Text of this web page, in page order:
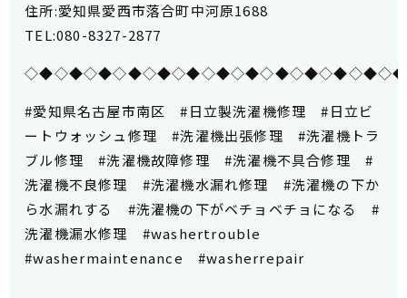
住所:愛知県愛西市落合町中河原1688
TEL:080-8327-2877
#愛知県名古屋市南区 #日立製洗濯機修理 #日立ビ
ートウォッシュ修理 #洗濯機出張修理 #洗濯機トラ
ブル修理 #洗濯機故障修理 #洗濯機不具合修理 #
洗濯機不良修理 #洗濯機水漏れ修理 #洗濯機の下か
ら水漏れする #洗濯機の下がベチョベチョになる #
洗濯機漏水修理 #washertrouble
#washermaintenance #washerrepair